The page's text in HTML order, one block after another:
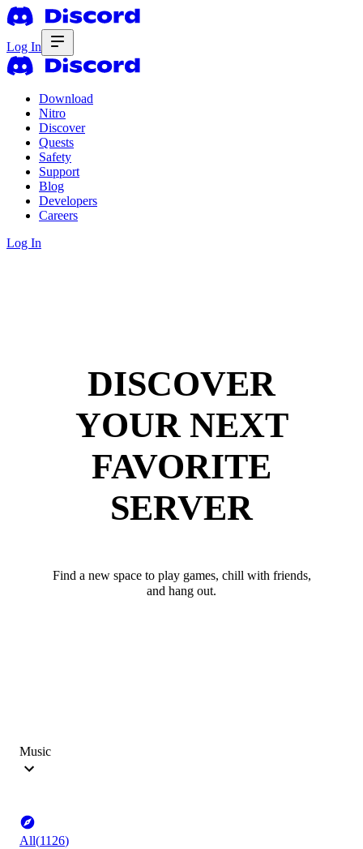
Log In
Download
Nitro
Discover
Quests
Safety
Support
Blog
Developers
Careers
Log In
DISCOVER
YOUR NEXT
FAVORITE
SERVER
Find a new space to play games, chill with friends,
and hang out.
Music
All(1126)